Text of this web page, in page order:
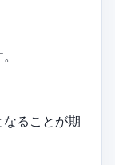
ることが期